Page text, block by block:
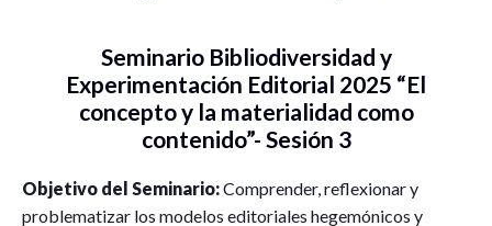
Seminario Bibliodiversidad y
Experimentación Editorial 2025 “El
concepto y la materialidad como
contenido”- Sesión 3
Objetivo del Seminario:Comprender, reflexionar y
problematizar los modelos editoriales hegemónicos y